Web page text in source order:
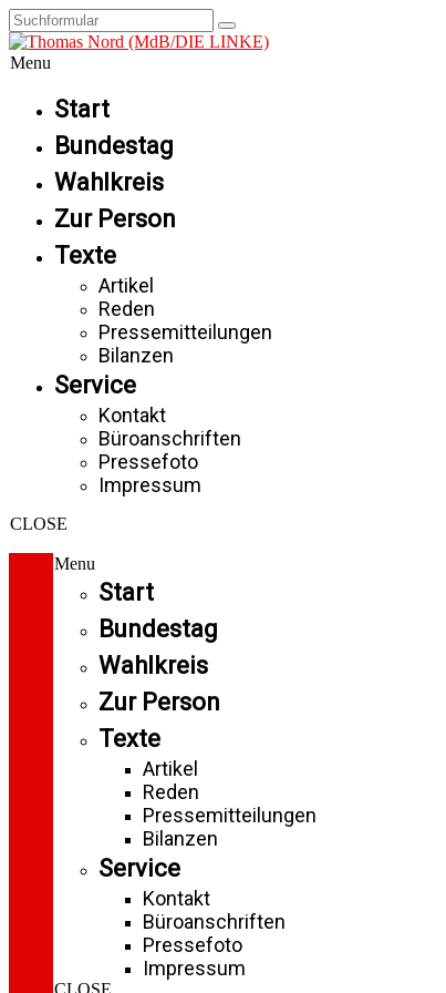
Menu
Start
Bundestag
Wahlkreis
Zur Person
Texte
Artikel
Reden
Pressemitteilungen
Bilanzen
Service
Kontakt
Büroanschriften
Pressefoto
Impressum
CLOSE
Menu
Start
Bundestag
Wahlkreis
Zur Person
Texte
Artikel
Reden
Pressemitteilungen
Bilanzen
Service
Kontakt
Büroanschriften
Pressefoto
Impressum
CLOSE